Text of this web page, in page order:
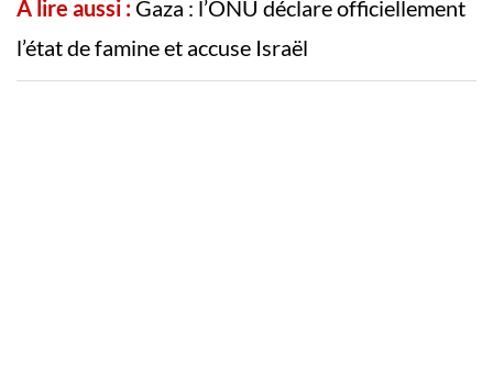
A lire aussi : Gaza : l’ONU déclare officiellement
l’état de famine et accuse Israël